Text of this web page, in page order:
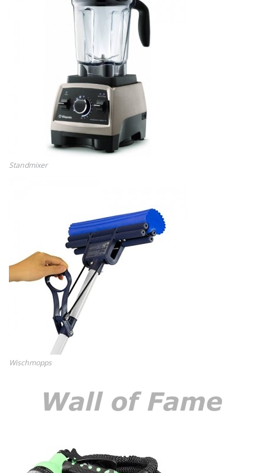
Standmixer
Wischmopps